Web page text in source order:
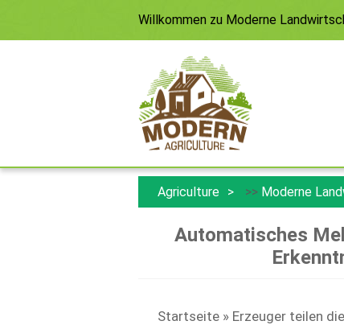
Willkommen zu Moderne
Agriculture >> Moderne
Automatisches
Startseite » Erzeuger teilen